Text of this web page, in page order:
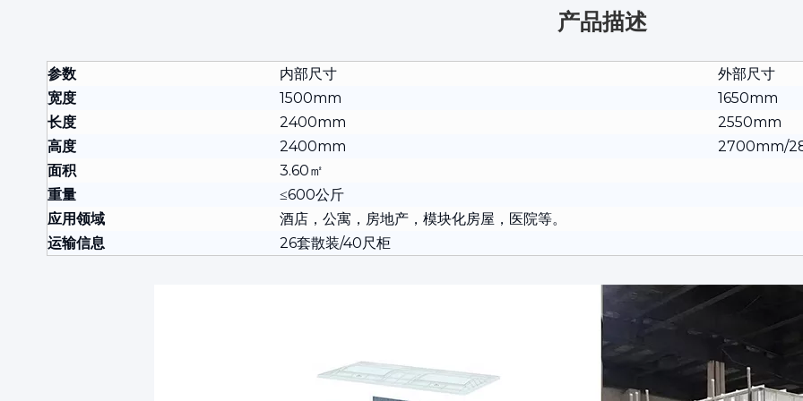
产品描述
参数 内部尺寸
外部尺寸
宽度
1500mm
1650mm
长度
2400mm
2550mm
高度
2400mm
2700mm/
面积
3.60㎡
重量
≤600公斤
应用领域
酒店，公寓，房地产，模块化房屋，医院等。
运输信息
26套散装/40尺柜